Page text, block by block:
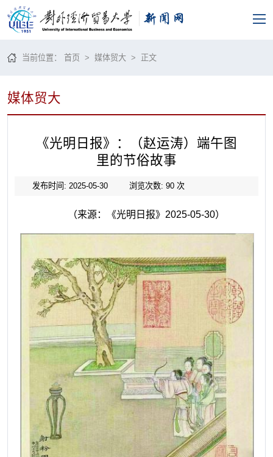
当前位置：首页 >媒体贸大 > 正文
媒体贸大
《光明日报》：（赵运涛）端午图
里的节俗故事
发布时间: 2025-05-30 浏览次数: 90次
（来源：《光明日报》2025-05-30）